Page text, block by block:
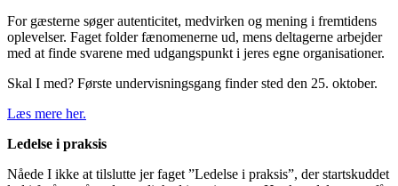
For gæsterne søger autenticitet, medvirken og mening i fremtidens
oplevelser. Faget folder fænomenerne ud, mens deltagerne arbejder
med at finde svarene med udgangspunkt i jeres egne organisationer.
Skal I med? Første undervisningsgang finder sted den 25. oktober.
Læs mere her.
Ledelse i praksis
Nåede I ikke at tilslutte jer faget ”Ledelse i praksis”, der startskuddet